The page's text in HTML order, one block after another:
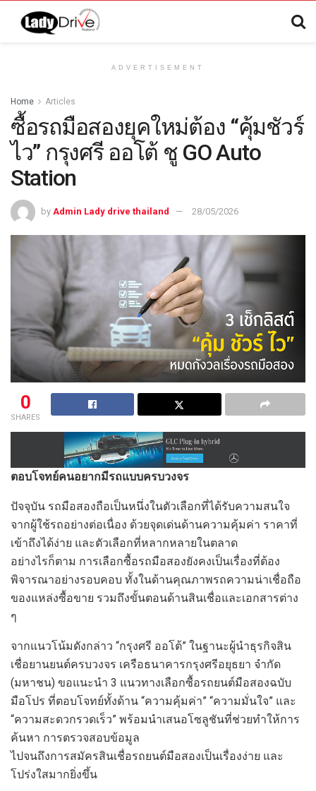
ADVERTISEMENT
Home Articles
ซื้อรถมือสองยุคใหม่ต้อง “คุ้มชัวร์
ไว” กรุงศรี ออโต้ ชู GO Auto
Station
by Admin Lady drive thailand 28/05/2026
0
SHARES
ตอบโจทย์คนอยากมีรถแบบครบวงจร
ปัจจุบัน รถมือสองถือเป็นหนึ่งในตัวเลือกที่ได้รับความสนใจ
จากผู้ใช้รถอย่างต่อเนื่อง ด้วยจุดเด่นด้านความคุ้มค่า ราคาที่
เข้าถึงได้ง่าย และตัวเลือกที่หลากหลายในตลาด
อย่างไรก็ตาม การเลือกซื้อรถมือสองยังคงเป็นเรื่องที่ต้อง
พิจารณาอย่างรอบคอบ ทั้งในด้านคุณภาพรถความน่าเชื่อถือ
ของแหล่งซื้อขาย รวมถึงขั้นตอนด้านสินเชื่อและเอกสารต่าง
ๆ
จากแนวโน้มดังกล่าว “กรุงศรี ออโต้” ในฐานะผู้นำธุรกิจสิน
เชื่อยานยนต์ครบวงจร เครือธนาคารกรุงศรีอยุธยา จำกัด
(มหาชน) ขอแนะนำ 3 แนวทางเลือกซื้อรถยนต์มือสองฉบับ
มือโปร ที่ตอบโจทย์ทั้งด้าน “ความคุ้มค่า” “ความมั่นใจ” และ
“ความสะดวกรวดเร็ว” พร้อมนำเสนอโซลูชันที่ช่วยทำให้การ
ค้นหา การตรวจสอบข้อมูล
ไปจนถึงการสมัครสินเชื่อรถยนต์มือสองเป็นเรื่องง่าย และ
โปร่งใสมากยิ่งขึ้น